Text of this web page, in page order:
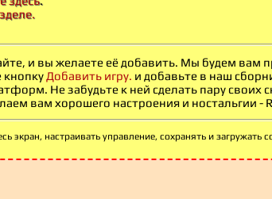
и вы желаете её добавить. Мы будем вам
кнопку Добавить игру. и добавьте в наш
Не забудьте к ней сделать пару своих
вам хорошего настроения и ностальгии -
экран, настраивать управление, сохранять и загружать